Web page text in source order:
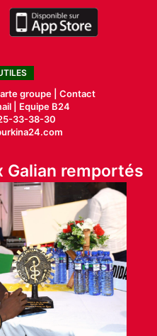
groupe | Contact
|
Equipe B24
33-38-30
Galian remportés